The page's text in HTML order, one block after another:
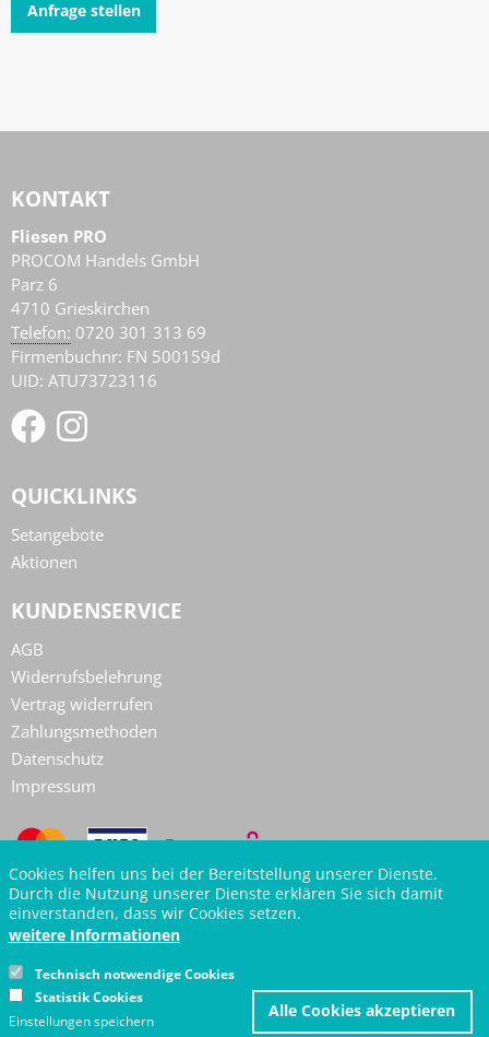
Anfrage stellen
KONTAKT
Fliesen PRO
PROCOM Handels GmbH
Parz 6
4710 Grieskirchen
AT
Telefon: 0720 301 313 69
Firmenbuchnr: FN 500159d
UID: ATU73723116
QUICKLINKS
Setangebote
Aktionen
KUNDENSERVICE
AGB
Widerrufsbelehrung
Vertrag widerrufen
Zahlungsmethoden
Datenschutz
Impressum
Cookies helfen uns bei der Bereitstellung unserer Dienste.
Durch die Nutzung unserer Dienste erklären Sie sich damit
einverstanden, dass wir Cookies setzen.
weitere Informationen
Technisch notwendige Cookies
Statistik Cookies
Einstellungen speichern
Alle Cookies akzeptieren